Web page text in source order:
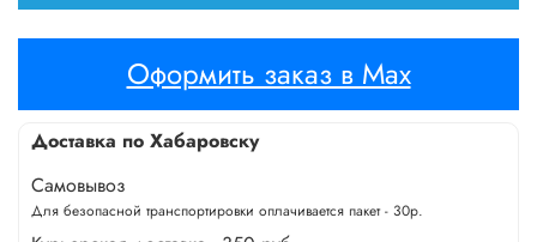
Оформить заказ в Max
Доставка по Хабаровску
Самовывоз
Для безопасной транспортировки оплачивается пакет - 30р.